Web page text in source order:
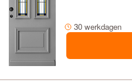
30 werkdagen